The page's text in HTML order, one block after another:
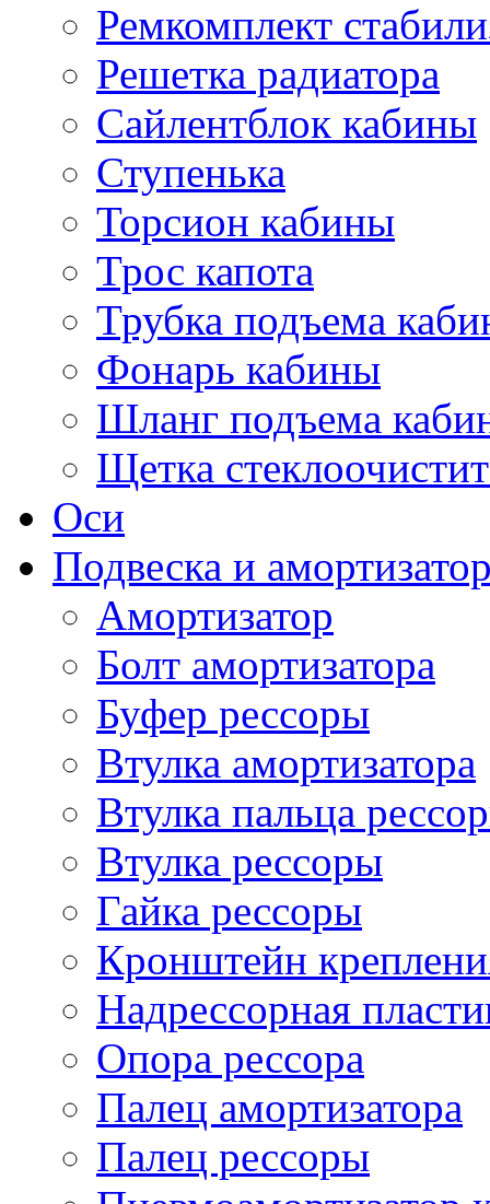
Ремкомплект
Решетка радиатора
Сайлентблок кабины
Ступенька
Торсион кабины
Трос капота
Трубка подъема
Фонарь кабины
Шланг подъема
Щетка
Оси
Подвеска и
Амортизатор
Болт амортизатора
Буфер рессоры
Втулка амортизатора
Втулка пальца
Втулка рессоры
Гайка рессоры
Кронштейн
Надрессорная
Опора рессора
Палец амортизатора
Палец рессоры